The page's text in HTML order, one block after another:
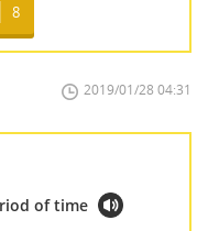
8
2019/01/28 04:31
of time